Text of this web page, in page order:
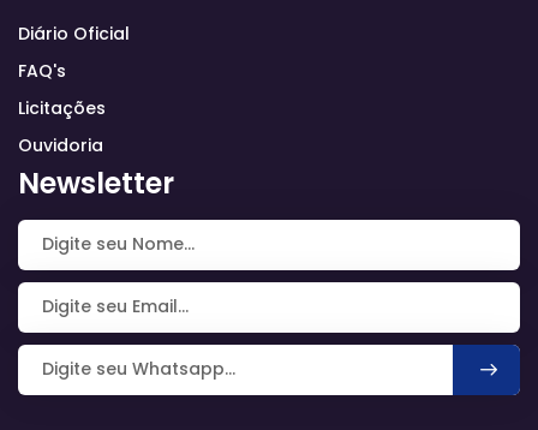
Diário Oficial
FAQ's
Licitações
Ouvidoria
Newsletter